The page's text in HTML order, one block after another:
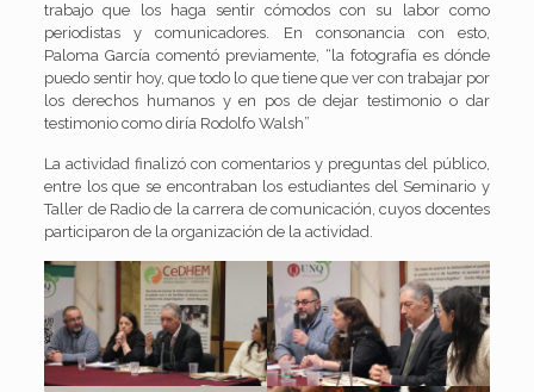
trabajo que los haga sentir cómodos con su labor como
periodistas y comunicadores. En consonancia con esto,
Paloma García comentó previamente, “la fotografía es dónde
puedo sentir hoy, que todo lo que tiene que ver con trabajar por
los derechos humanos y en pos de dejar testimonio o dar
testimonio como diría Rodolfo Walsh”
La actividad finalizó con comentarios y preguntas del público,
entre los que se encontraban los estudiantes del Seminario y
Taller de Radio de la carrera de comunicación, cuyos docentes
participaron de la organización de la actividad.